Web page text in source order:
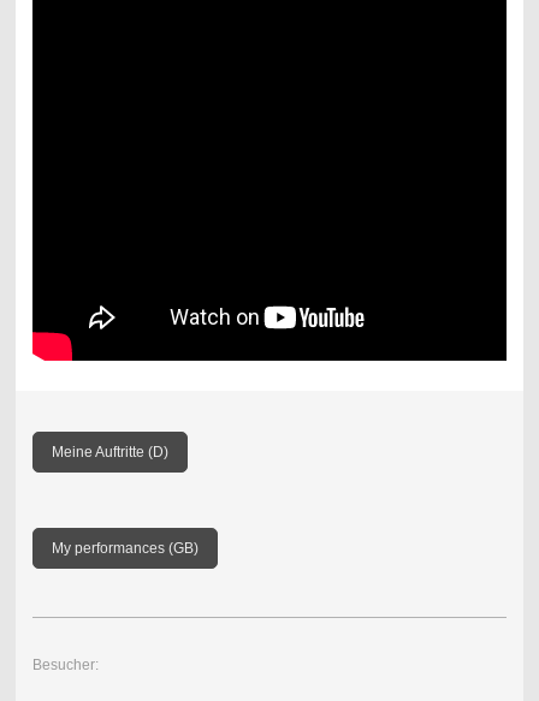
Meine Auftritte (D)
My performances (GB)
Besucher: